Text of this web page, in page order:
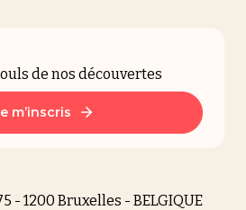
de nos découvertes
m’inscris
- 1200 Bruxelles - BELGIQUE